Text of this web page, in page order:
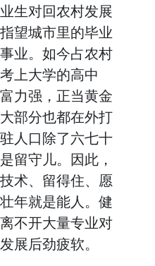
生对回农村发展
望城市里的毕业
业。如今占农村
上大学的高中
力强，正当黄金
部分也都在外打
人口除了六七十
留守儿。因此，
术、留得住、愿
年就是能人。健
不开大量专业对
展后劲疲软。